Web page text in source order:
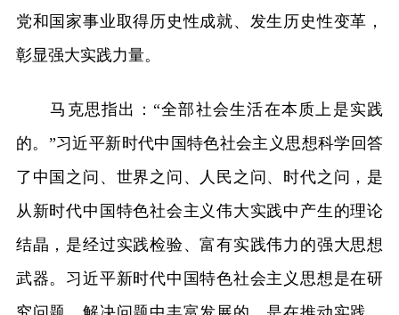
党和国家事业取得历史性成就、发生历史性变革，
彰显强大实践力量。
马克思指出：“全部社会生活在本质上是实践
的。”习近平新时代中国特色社会主义思想科学回答
了中国之问、世界之问、人民之问、时代之问，是
从新时代中国特色社会主义伟大实践中产生的理论
结晶，是经过实践检验、富有实践伟力的强大思想
武器。习近平新时代中国特色社会主义思想是在研